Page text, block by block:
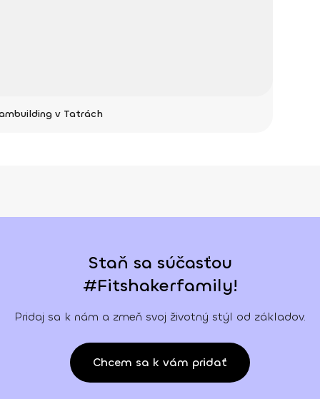
v Tatrách
Staň sa súčasťou
#Fitshakerfamily!
Pridaj sa k nám a zmeň svoj životný stýl od základov.
Chcem sa k vám pridať